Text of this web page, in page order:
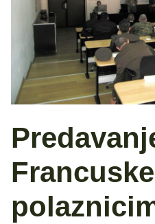
Francuske